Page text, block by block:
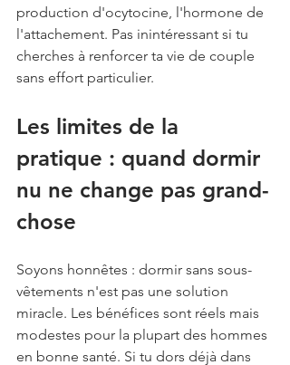
production d'ocytocine, l'hormone de
l'attachement. Pas inintéressant si tu
cherches à renforcer ta vie de couple
sans effort particulier.
Les limites de la
pratique : quand dormir
nu ne change pas grand-
chose
Soyons honnêtes : dormir sans sous-
vêtements n'est pas une solution
miracle. Les bénéfices sont réels mais
modestes pour la plupart des hommes
en bonne santé. Si tu dors déjà dans